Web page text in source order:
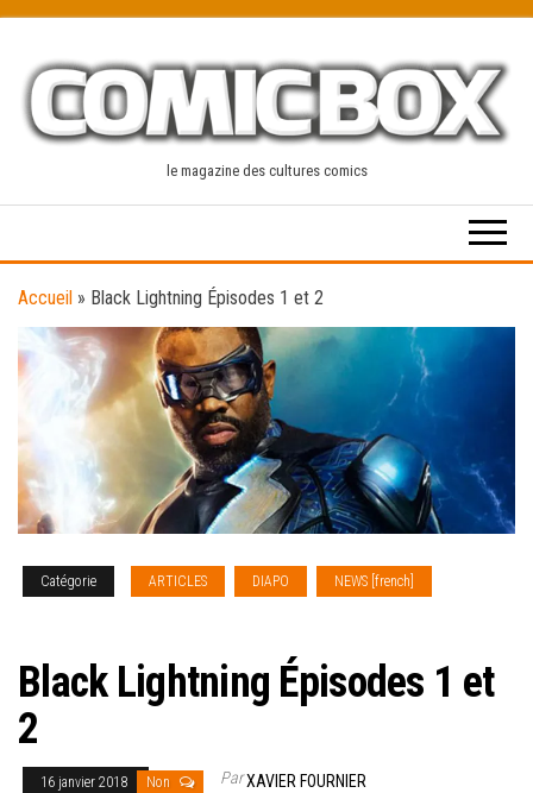
content
le magazine des cultures comics
Accueil » Black Lightning Épisodes 1 et 2
Catégorie ARTICLES DIAPO NEWS [french]
Black Lightning Épisodes 1 et
2
16 janvier 2018 Non ParXAVIER FOURNIER